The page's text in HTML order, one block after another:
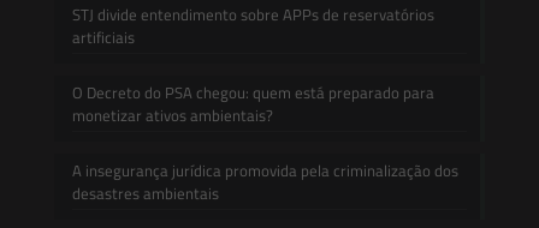
STJ divide entendimento sobre APPs de reservatórios
artificiais
O Decreto do PSA chegou: quem está preparado para
monetizar ativos ambientais?
A insegurança jurídica promovida pela criminalização dos
desastres ambientais